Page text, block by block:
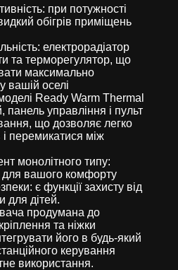
при потужності
обігрів приміщень
електрорадіатор
та терморегулятор, що
максимально
вашій оселі
Ready Warm Thermal
управління і пульт
що дозволяє легко
перемикатися між
монолітного типу:
для вашого комфорту
є функції захисту від
для дітей.
продумана до
та ніжки
його в будь-який
керування
використання.